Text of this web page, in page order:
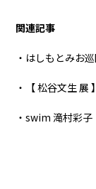
関連記事
・はしもとみお
・【 松谷文生 展
・swim 滝村彩子